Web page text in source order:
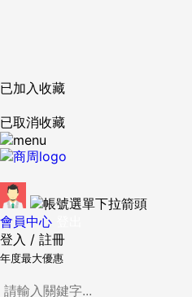
已加入收藏
已取消收藏
會員中心
登入 / 註冊
年度最大優惠